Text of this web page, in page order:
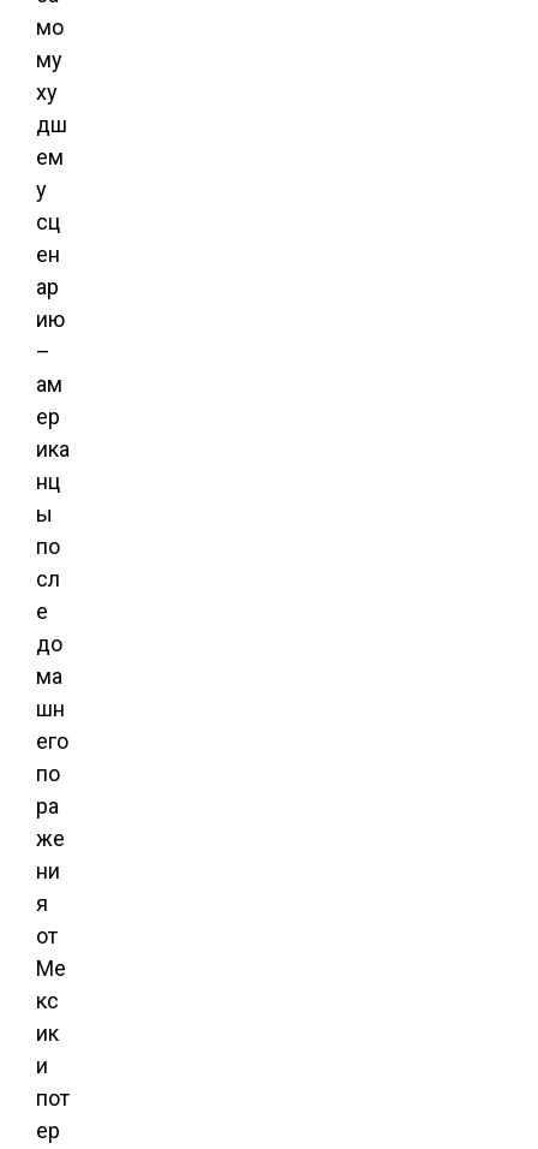
мо
му
ху
дш
ем
у
сц
ен
ар
ию
–
ам
ер
ика
нц
ы
по
сл
е
до
ма
шн
его
по
ра
же
ни
я
от
Ме
кс
ик
и
пот
ер